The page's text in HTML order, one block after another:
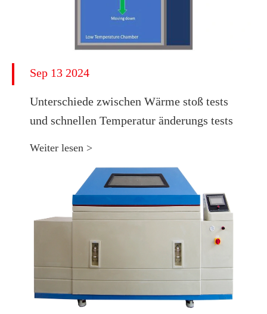
Sep 13 2024
Unterschiede zwischen Wärme stoß tests
und schnellen Temperatur änderungs tests
Weiter lesen >